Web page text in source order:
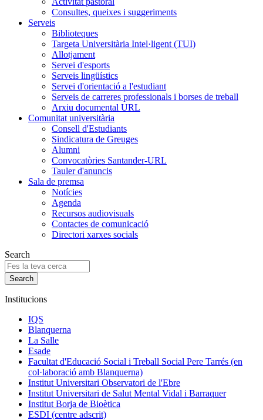
Consultes, queixes i suggeriments
Serveis
Biblioteques
Targeta Universitària Intel·ligent (TUI)
Allotjament
Servei d'esports
Serveis lingüístics
Servei d'orientació a l'estudiant
Serveis de carreres professionals i borses de treball
Arxiu documental URL
Comunitat universitària
Consell d'Estudiants
Sindicatura de Greuges
Alumni
Convocatòries Santander-URL
Tauler d'anuncis
Sala de premsa
Notícies
Agenda
Recursos audiovisuals
Contactes de comunicació
Directori xarxes socials
Search
Institucions
IQS
Blanquerna
La Salle
Esade
Facultat d'Educació Social i Treball Social Pere Tarrés (en
col·laboració amb Blanquerna)
Institut Universitari Observatori de l'Ebre
Institut Universitari de Salut Mental Vidal i Barraquer
Institut Borja de Bioètica
ESDI (centre adscrit)